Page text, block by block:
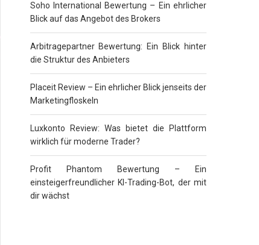
Soho International Bewertung – Ein ehrlicher
Blick auf das Angebot des Brokers
Arbitragepartner Bewertung: Ein Blick hinter
die Struktur des Anbieters
Placeit Review – Ein ehrlicher Blick jenseits der
Marketingfloskeln
Luxkonto Review: Was bietet die Plattform
wirklich für moderne Trader?
Profit Phantom Bewertung – Ein
einsteigerfreundlicher KI-Trading-Bot, der mit
dir wächst